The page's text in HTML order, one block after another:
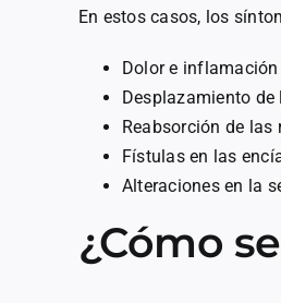
En estos casos, los
Dolor e
Desplazamiento de
Reabsorción de
Fístulas en las
Alteraciones en la
¿Cómo